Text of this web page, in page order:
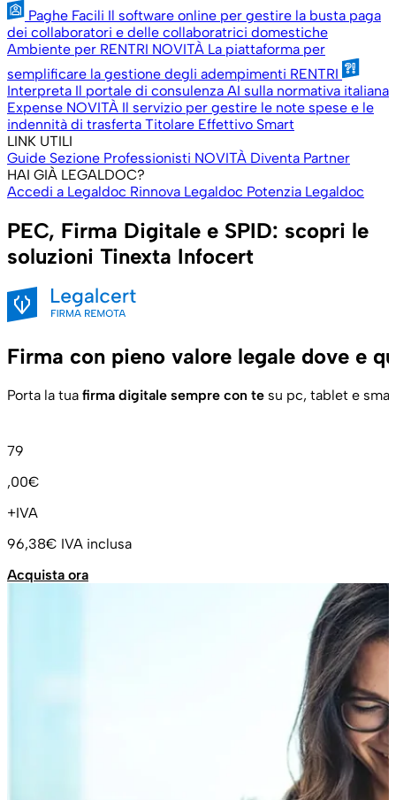
Paghe Facili Il software online per gestire la busta paga
dei collaboratori e delle collaboratrici domestiche
Ambiente per RENTRI NOVITÀ La piattaforma per
semplificare la gestione degli adempimenti RENTRI
Interpreta Il portale di consulenza AI sulla normativa italiana
Expense NOVITÀ Il servizio per gestire le note spese e le
indennità di trasferta Titolare Effettivo Smart
LINK UTILI
Guide Sezione Professionisti NOVITÀ Diventa Partner
HAI GIÀ LEGALDOC?
Accedi a Legaldoc Rinnova Legaldoc Potenzia Legaldoc
PEC, Firma Digitale e SPID: scopri le
soluzioni Tinexta Infocert
Firma con pieno valore legale dove e
Porta la tua firma digitale sempre con te su pc, tablet e
79
,00€
+IVA
96,38€ IVA inclusa
Acquista ora